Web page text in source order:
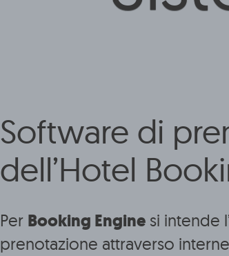
Software di
dell’Hotel
Per Booking Engine si intende
prenotazione attraverso